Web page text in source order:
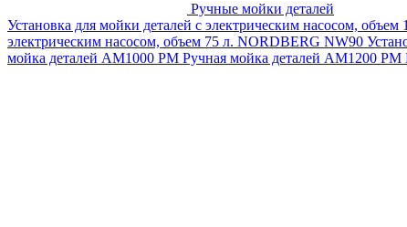
Ручные мойки деталей
Установка для мойки деталей с электрическим насосом, объем
электрическим насосом, объем 75 л. NORDBERG NW90
мойка деталей АМ1000 РМ Ручная мойка деталей АМ1200 РМ